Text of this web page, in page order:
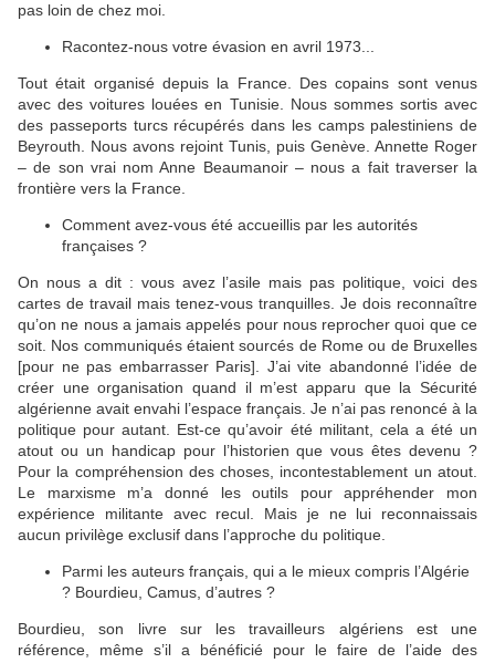
pas loin de chez moi.
Racontez-nous votre évasion en avril 1973...
Tout était organisé depuis la France. Des copains sont venus
avec des voitures louées en Tunisie. Nous sommes sortis avec
des passeports turcs récupérés dans les camps palestiniens de
Beyrouth. Nous avons rejoint Tunis, puis Genève. Annette Roger
– de son vrai nom Anne Beaumanoir – nous a fait traverser la
frontière vers la France.
Comment avez-vous été accueillis par les autorités
françaises ?
On nous a dit : vous avez l’asile mais pas politique, voici des
cartes de travail mais tenez-vous tranquilles. Je dois reconnaître
qu’on ne nous a jamais appelés pour nous reprocher quoi que ce
soit. Nos communiqués étaient sourcés de Rome ou de Bruxelles
[pour ne pas embarrasser Paris]. J’ai vite abandonné l’idée de
créer une organisation quand il m’est apparu que la Sécurité
algérienne avait envahi l’espace français. Je n’ai pas renoncé à la
politique pour autant. Est-ce qu’avoir été militant, cela a été un
atout ou un handicap pour l’historien que vous êtes devenu ?
Pour la compréhension des choses, incontestablement un atout.
Le marxisme m’a donné les outils pour appréhender mon
expérience militante avec recul. Mais je ne lui reconnaissais
aucun privilège exclusif dans l’approche du politique.
Parmi les auteurs français, qui a le mieux compris l’Algérie
? Bourdieu, Camus, d’autres ?
Bourdieu, son livre sur les travailleurs algériens est une
référence, même s’il a bénéficié pour le faire de l’aide des